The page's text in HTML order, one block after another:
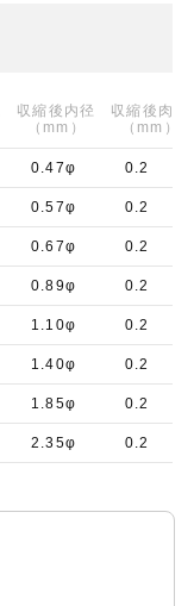
収縮後内径
（mm）
収縮後肉厚
（mm）
0.47φ 0.2
0.57φ 0.2
0.67φ 0.2
0.89φ 0.2
1.10φ 0.2
1.40φ 0.2
1.85φ 0.2
2.35φ 0.2